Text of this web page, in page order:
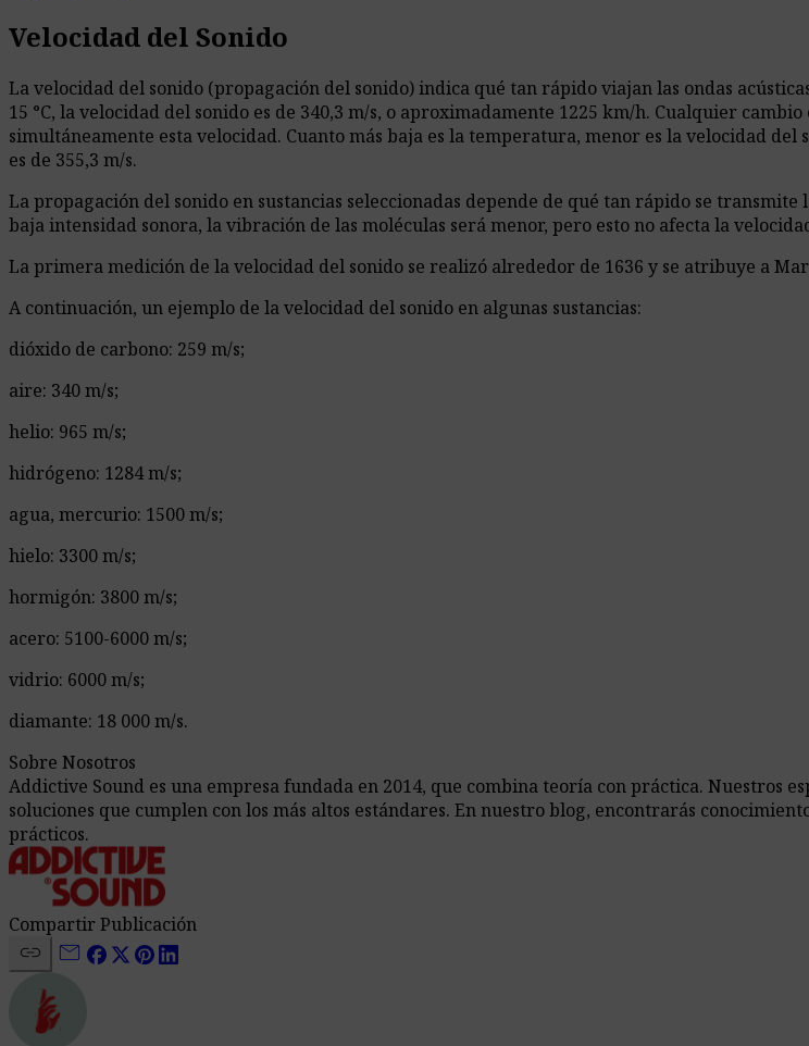
Velocidad del Sonido
La velocidad del sonido (propagación del sonido) indica qué tan rápido viajan las ondas
15 °C, la velocidad del sonido es de 340,3 m/s, o aproximadamente 1225 km/h. Cualquier
simultáneamente esta velocidad. Cuanto más baja es la temperatura, menor es la velocidad
es de 355,3 m/s.
La propagación del sonido en sustancias seleccionadas depende de qué tan rápido se
baja intensidad sonora, la vibración de las moléculas será menor, pero esto no afecta la
La primera medición de la velocidad del sonido se realizó alrededor de 1636 y se atribuye a
A continuación, un ejemplo de la velocidad del sonido en algunas sustancias:
dióxido de carbono: 259 m/s;
aire: 340 m/s;
helio: 965 m/s;
hidrógeno: 1284 m/s;
agua, mercurio: 1500 m/s;
hielo: 3300 m/s;
hormigón: 3800 m/s;
acero: 5100-6000 m/s;
vidrio: 6000 m/s;
diamante: 18 000 m/s.
Sobre Nosotros
Addictive Sound es una empresa fundada en 2014, que combina teoría con práctica. Nuestros
soluciones que cumplen con los más altos estándares. En nuestro blog, encontrarás
prácticos.
Compartir Publicación
link mail